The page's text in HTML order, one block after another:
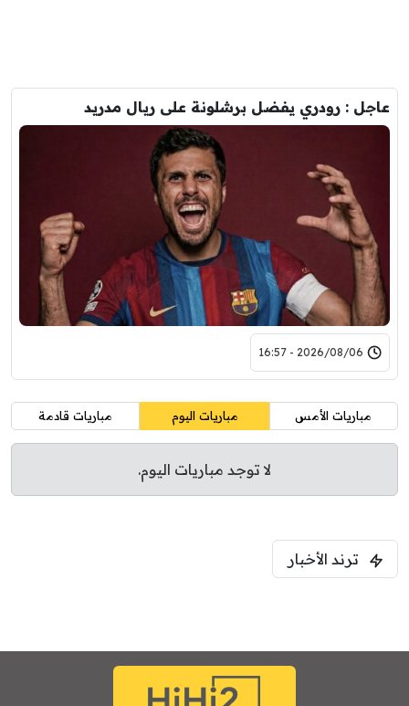
عاجل : رودري يفضل برشلونة على ريال مدريد
2026/08/06 - 16:57
مباريات الأمس مباريات اليوم مباريات قادمة
لا توجد مباريات اليوم.
ترند الأخبار